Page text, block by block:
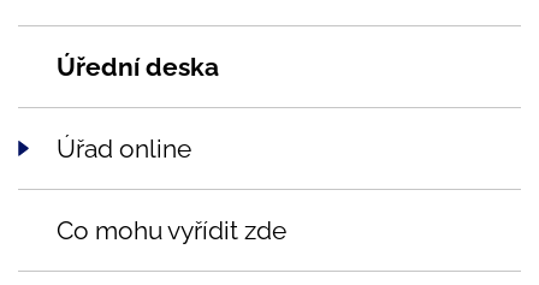
Úřední deska
Úřad online
Co mohu vyřídit zde